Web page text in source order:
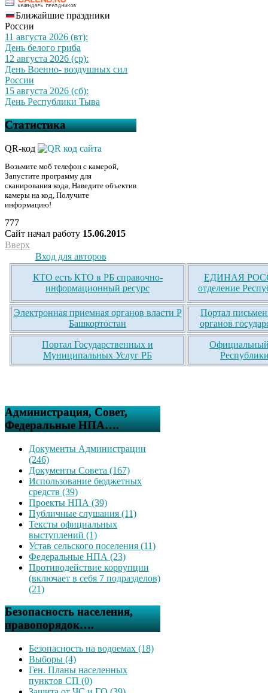
Ближайшие праздники
России
11 августа 2026 (вт):
День белого гриба
12 августа 2026 (ср):
День Военно- воздушных сил
России
15 августа 2026 (сб):
День Республики Тыва
Статистика
QR-код
Возьмите моб телефон с камерой,
Запустите программу для
сканирования кода, Наведите объектив
камеры на код, Получите
информацию!
777
Сайт начал работу 15.06.2015
Вверх
Вход для авторов
КТО есть КТО в РБ справочно-
информационный ресурс
ЕДИНАЯ
отделение
Электронная приемная органов власти Р
Башкортостан
Портал
органов
Портал Государственных и
Муниципальных Услуг РБ
Официальный
Администрация, Совет,
Федеральные НПА….
Документы Администрации
(246)
Документы Совета (167)
Использование бюджетных
средств (39)
Проекты НПА (39)
Публичные слушания (11)
Тексты официальных
выступлений (1)
Устав сельского поселения (11)
Федеральные НПА (23)
Противодействие коррупции
(включает в себя 7 подразделов)
(21)
Безопасность населения,
правопорядок….
Безопасность на водоемах (18)
Выборы (4)
Ген. Планы населенных
пунктов СП (0)